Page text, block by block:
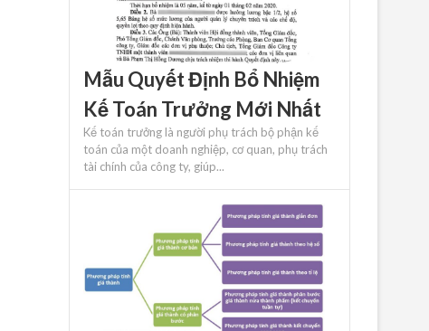
Mẫu Quyết Định Bổ Nhiệm
Kế Toán Trưởng Mới Nhất
Kế toán trưởng là người phụ trách bộ phận kế
toán của một doanh nghiệp, cơ quan, phụ trách
tài chính của công ty, giúp...